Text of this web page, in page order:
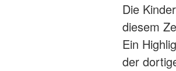
Die
diesem
Ein
der